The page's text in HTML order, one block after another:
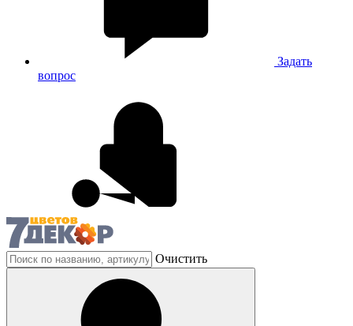
Задать
вопрос
Очистить